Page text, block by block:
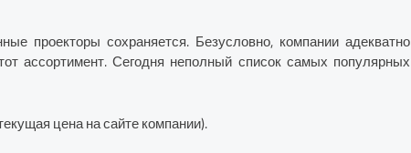
проекторы сохраняется. Безусловно, компании адекватно
ассортимент. Сегодня неполный список самых популярных
цена на сайте компании).